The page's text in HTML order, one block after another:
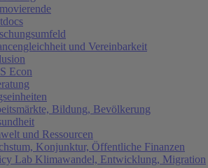
und Vereinbarkeit
Econ
Bildung, Bevölkerung
und Ressourcen
Konjunktur, Öffentliche Finanzen
Lab Klimawandel, Entwicklung, Migration